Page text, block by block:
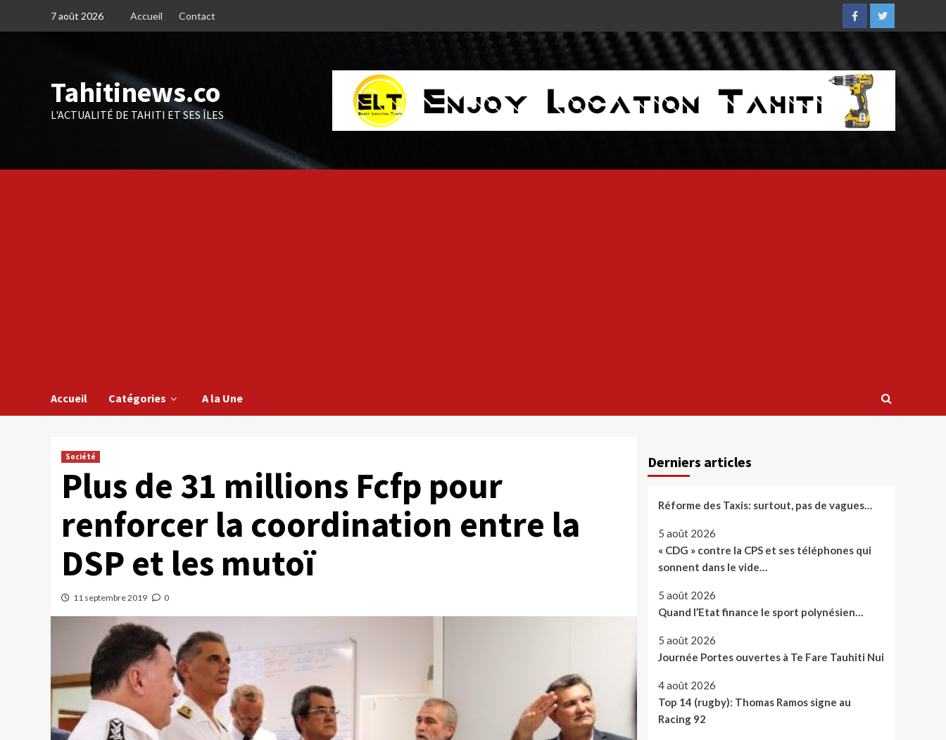
7 août 2026 Accueil Contact
FacebookTwitter
Tahitinews.co
L'ACTUALITÉ DE TAHITI ET SES ÎLES
Accueil Catégories A la Une
Société
Plus de 31 millions Fcfp pour
renforcer la coordination entre la
DSP et les mutoï
11 septembre 2019 0
Derniers articles
Réforme des Taxis: surtout, pas de vagues…
5 août 2026
« CDG » contre la CPS et ses téléphones qui
sonnent dans le vide…
5 août 2026
Quand l’Etat finance le sport polynésien…
5 août 2026
Journée Portes ouvertes à Te Fare Tauhiti Nui
4 août 2026
Top 14 (rugby): Thomas Ramos signe au
Racing 92